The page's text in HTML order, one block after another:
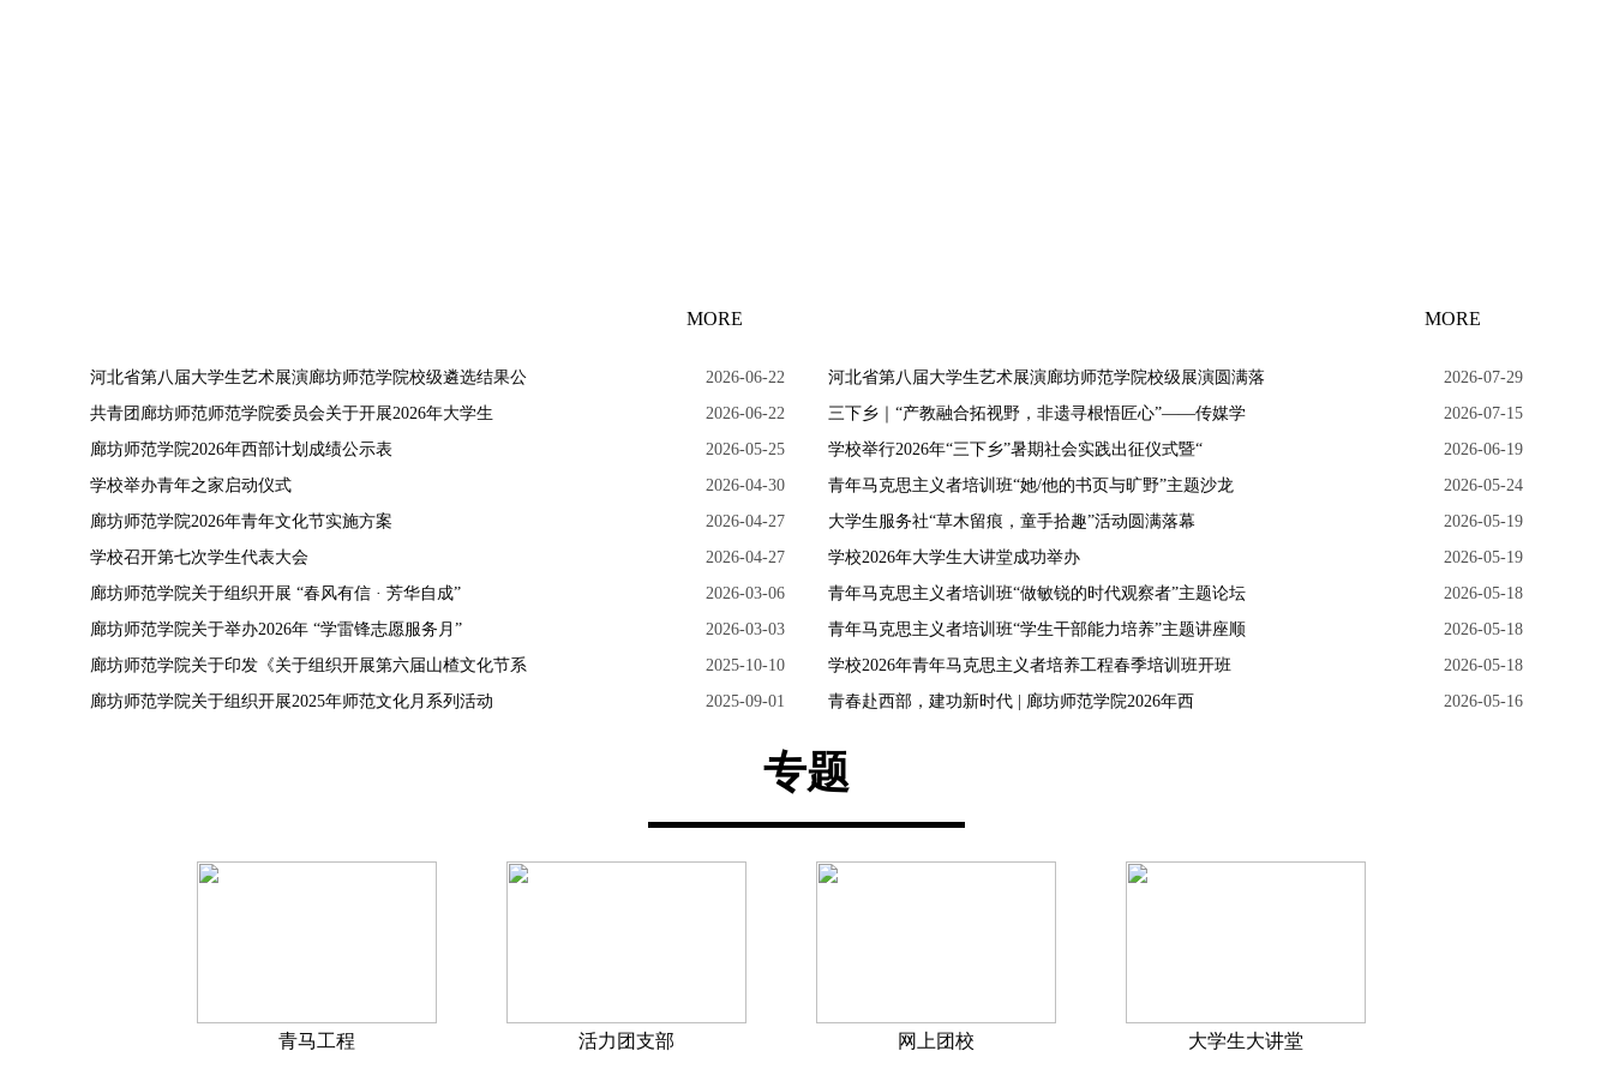
MORE
河北省第八届大学生艺术展演廊坊师范学院校级遴选结果公
2026-06-22
共青团廊坊师范师范学院委员会关于开展2026年大学生
2026-06-22
廊坊师范学院2026年西部计划成绩公示表
2026-05-25
学校举办青年之家启动仪式
2026-04-30
廊坊师范学院2026年青年文化节实施方案
2026-04-27
学校召开第七次学生代表大会
2026-04-27
廊坊师范学院关于组织开展 “春风有信 · 芳华自成”
2026-03-06
廊坊师范学院关于举办2026年 “学雷锋志愿服务月”
2026-03-03
廊坊师范学院关于印发《关于组织开展第六届山楂文化节系
2025-10-10
廊坊师范学院关于组织开展2025年师范文化月系列活动
2025-09-01
MORE
河北省第八届大学生艺术展演廊坊师范学院校级展演圆满落
2026-07-29
三下乡｜“产教融合拓视野，非遗寻根悟匠心”——传媒学
2026-07-15
学校举行2026年“三下乡”暑期社会实践出征仪式暨“
2026-06-19
青年马克思主义者培训班“她/他的书页与旷野”主题沙龙
2026-05-24
大学生服务社“草木留痕，童手拾趣”活动圆满落幕
2026-05-19
学校2026年大学生大讲堂成功举办
2026-05-19
青年马克思主义者培训班“做敏锐的时代观察者”主题论坛
2026-05-18
青年马克思主义者培训班“学生干部能力培养”主题讲座顺
2026-05-18
学校2026年青年马克思主义者培养工程春季培训班开班
2026-05-18
青春赴西部，建功新时代 | 廊坊师范学院2026年西
2026-05-16
专题